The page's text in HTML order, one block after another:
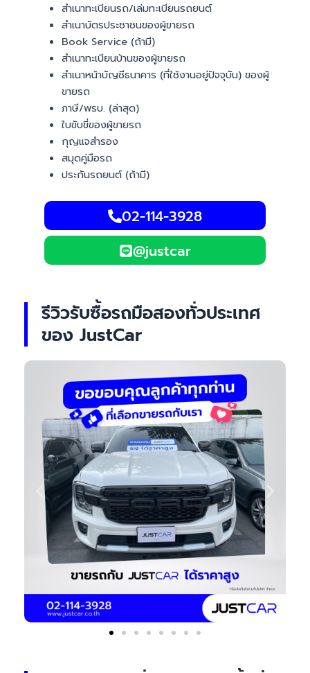
สำเนาทะเบียนรถ/เล่มทะเบียนรถยนต์
สำเนาบัตรประชาชนของผู้ขายรถ
Book Service (ถ้ามี)
สำเนาทะเบียนบ้านของผู้ขายรถ
สำเนาหน้าบัญชีธนาคาร (ที่ใช้งานอยู่ปัจจุบัน) ของผู้
ขายรถ
ภาษี/พรบ. (ล่าสุด)
ใบขับขี่ของผู้ขายรถ
กุญแจสำรอง
สมุดคู่มือรถ
ประกันรถยนต์ (ถ้ามี)
02-114-3928
@justcar
รีวิวรับซื้อรถมือสองทั่วประเทศ
ของ JustCar